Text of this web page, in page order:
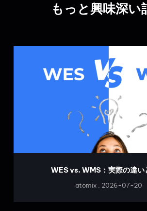
もっと興味深い
WES vs. WMS：実際の違い
atomix 2026-07-20